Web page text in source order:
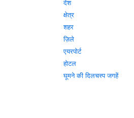
देश
क्षेत्र
शहर
ज़िले
एयरपोर्ट
होटल
घूमने की दिलचस्प जगहें